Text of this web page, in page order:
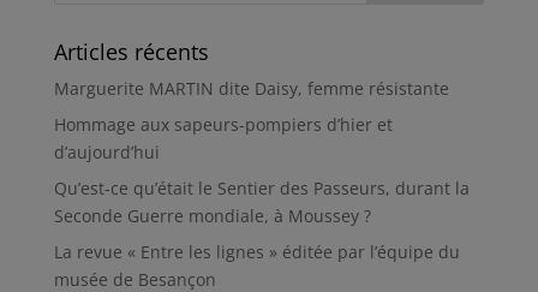
Articles récents
Marguerite MARTIN dite Daisy, femme résistante
Hommage aux sapeurs-pompiers d’hier et
d’aujourd’hui
Qu’est-ce qu’était le Sentier des Passeurs, durant la
Seconde Guerre mondiale, à Moussey ?
La revue « Entre les lignes » éditée par l’équipe du
musée de Besançon